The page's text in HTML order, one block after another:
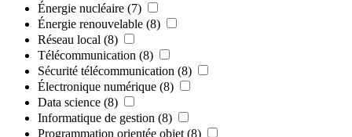
Énergie nucléaire (7)
Énergie renouvelable (8)
Réseau local (8)
Télécommunication (8)
Sécurité télécommunication (8)
Électronique numérique (8)
Data science (8)
Informatique de gestion (8)
Programmation orientée objet (8)